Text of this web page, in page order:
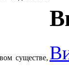
существе,